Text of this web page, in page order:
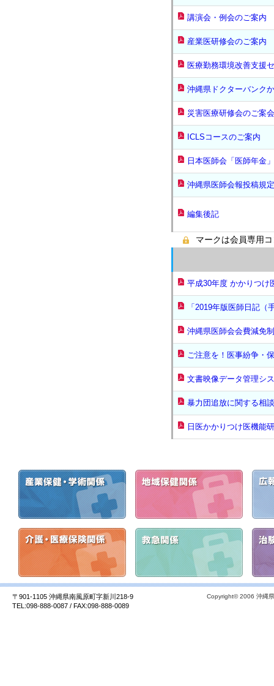
講演会・例会のご案内
産業医研修会のご案内
医療勤務環境改善支援
沖縄県ドクターバンク
災害医療研修会のご案
ICLSコースのご案内
日本医師会「医師年金
沖縄県医師会報投稿規定
編集後記
マークは会員専用
平成30年度 かかりつけ
「2019年版医師日記（
沖縄県医師会会費減免
ご注意を！医事紛争・
文書映像データ管理シ
暴力団追放に関する相
日医かかりつけ医機能
〒901-1105 沖縄県南風原町字新川218-9
TEL:098-888-0087 / FAX:098-888-0089
Copyright© 2006 沖縄